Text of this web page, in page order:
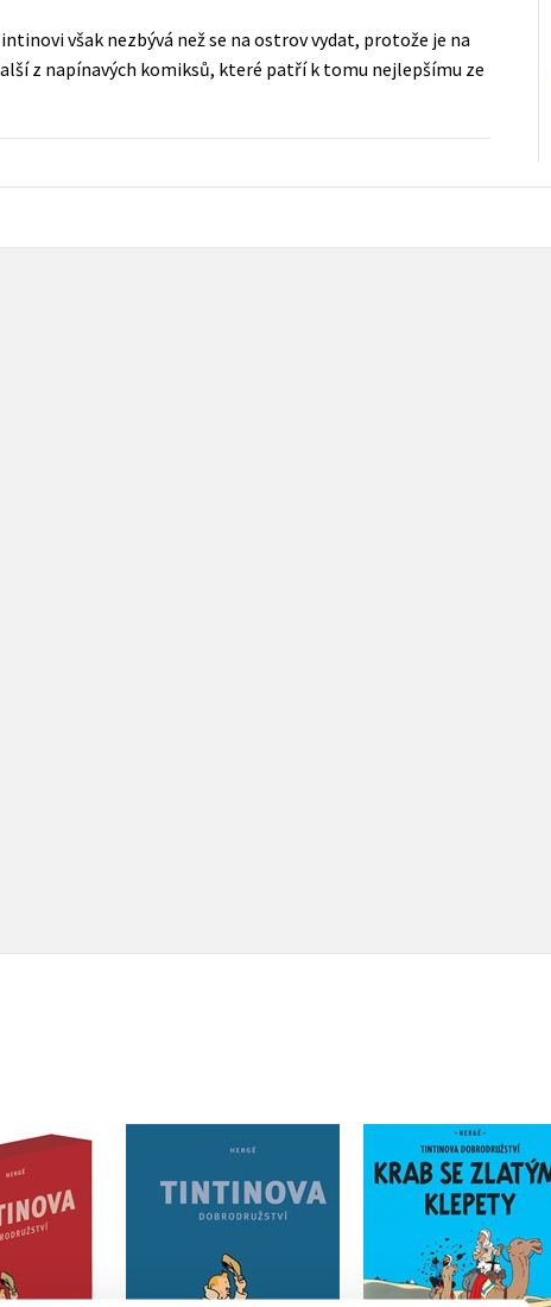
Young adult (SK)
Zahraniční literatura
však nezbývá než se na ostrov vydat, protože je na
z napínavých komiksů, které patří k tomu nejlepšímu ze
-
1-12
Tintinova
dobrodružství -
kompletní vydání 13-24
Hergé
Tintin (9) - Krab se
zlatými klepety
Hergé